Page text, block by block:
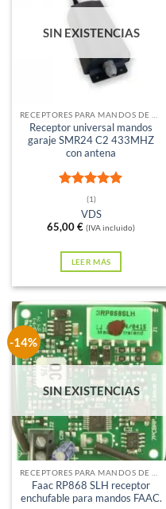
SIN EXISTENCIAS
Receptor universal mandos
garaje SMR24 C2 433MHZ
con antena
Valorado
con5de 5
(1)
VDS
65,00€ (IVA incluido)
LEER MÁS
-14%
SIN EXISTENCIAS
Faac RP868 SLH receptor
enchufable para mandos FAAC.